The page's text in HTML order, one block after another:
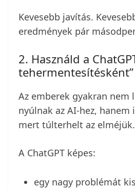
Kevesebb javítás.
eredmények pár
2. Használd a
tehermentesítésként”
Az emberek gyakran nem
nyúlnak az AI-hez, hanem
mert túlterhelt az elméjük.
A ChatGPT képes:
egy nagy problémát